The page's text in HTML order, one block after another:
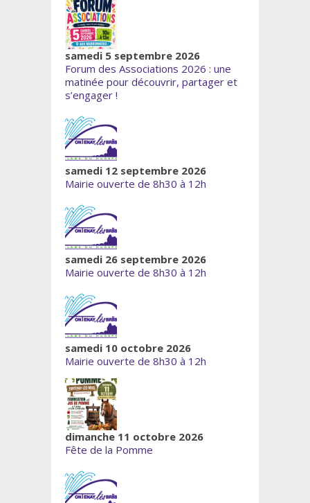
samedi 5 septembre 2026
Forum des Associations 2026 : une
matinée pour découvrir, partager et
s’engager !
samedi 12 septembre 2026
Mairie ouverte de 8h30 à 12h
samedi 26 septembre 2026
Mairie ouverte de 8h30 à 12h
samedi 10 octobre 2026
Mairie ouverte de 8h30 à 12h
dimanche 11 octobre 2026
Fête de la Pomme